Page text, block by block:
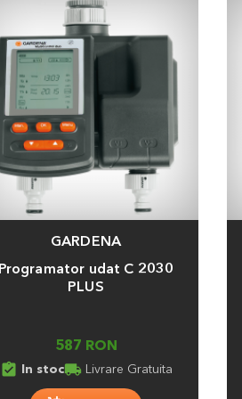
GARDENA
Programator udat C 2030
PLUS
587 RON
assignment_turned_in In stoclocal_shipping Livrare Gratuita